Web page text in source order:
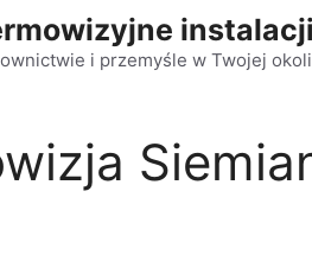
i przemyśle w Twojej